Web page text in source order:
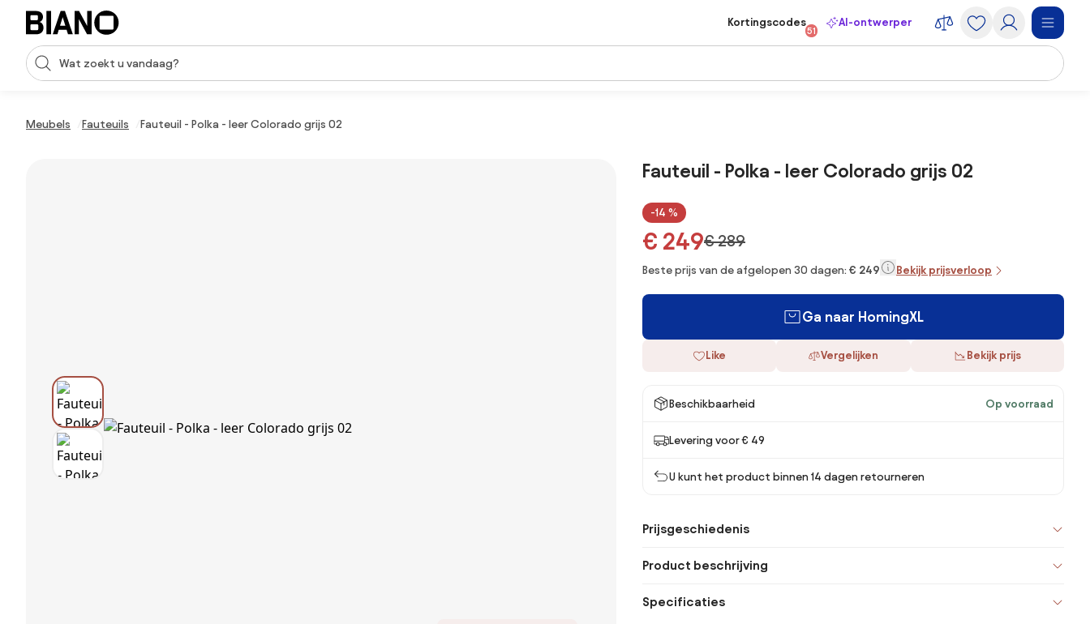
Navigatie overslaan, naar inhoud springen
Zoekopdracht invoeren
Kortingscodes
51
AI-ontwerper
Meubels Fauteuils Fauteuil - Polka - leer Colorado grijs 02
Fauteuil - Polka - leer Colorado grijs 02
-14 %
€ 249€ 289
Beste prijs van de afgelopen 30 dagen: € 249 Bekijk prijsverloop
Ga naar HomingXL
Like Vergelijken Bekijk prijs
Beschikbaarheid Op voorraad
Levering voor € 49
U kunt het product binnen 14 dagen retourneren
Prijsgeschiedenis
Product beschrijving
Specificaties